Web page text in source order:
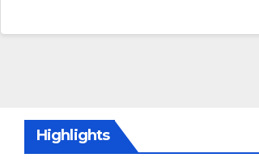
Highlights